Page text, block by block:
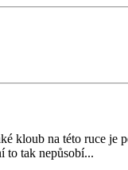
kloub na této ruce je
to tak nepůsobí...